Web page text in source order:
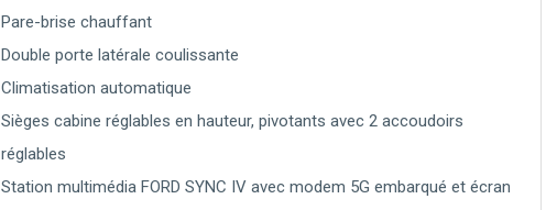
Pare-brise chauffant
Double porte latérale coulissante
Climatisation automatique
Sièges cabine réglables en hauteur, pivotants avec 2 accoudoirs
réglables
Station multimédia FORD SYNC IV avec modem 5G embarqué et écran